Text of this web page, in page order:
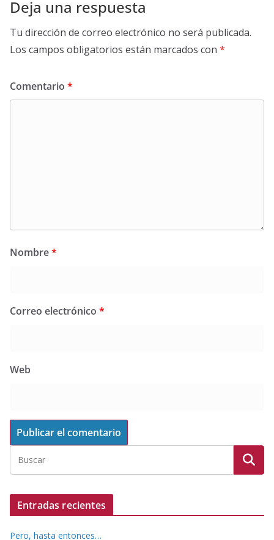
Deja una respuesta
Tu dirección de correo electrónico no será publicada.
Los campos obligatorios están marcados con *
Comentario *
Nombre*
Correo electrónico *
Web
Entradas recientes
Pero, hasta entonces…